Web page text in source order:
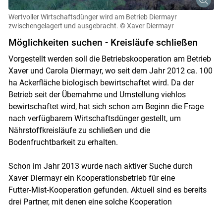
Wertvoller Wirtschaftsdünger wird am Betrieb Diermayr
zwischengelagert und ausgebracht. © Xaver Diermayr
Möglichkeiten suchen - Kreisläufe schließen
Vorgestellt werden soll die Betriebskooperation am Betrieb
Xaver und Carola Diermayr, wo seit dem Jahr 2012 ca. 100
ha Ackerfläche biologisch bewirtschaftet wird. Da der
Betrieb seit der Übernahme und Umstellung viehlos
bewirtschaftet wird, hat sich schon am Beginn die Frage
nach verfügbarem Wirtschaftsdünger gestellt, um
Nährstoffkreisläufe zu schließen und die
Bodenfruchtbarkeit zu erhalten.
Schon im Jahr 2013 wurde nach aktiver Suche durch
Xaver Diermayr ein Kooperationsbetrieb für eine
Futter‑Mist‑Kooperation gefunden. Aktuell sind es bereits
drei Partner, mit denen eine solche Kooperation